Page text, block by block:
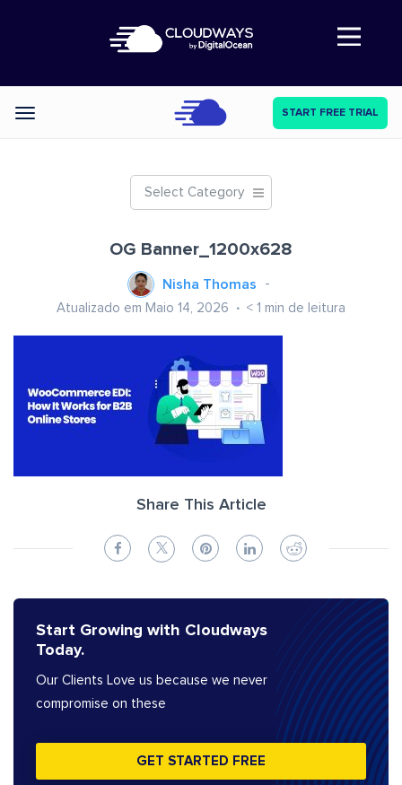
Abre a navegação
Categories START FREE TRIAL
Select Category
OG Banner_1200x628
Nisha Thomas
Atualizado em Maio 14, 2026 < 1 min de leitura
Share This Article
Start Growing with Cloudways
Today.
Our Clients Love us because we never
compromise on these
GET STARTED FREE